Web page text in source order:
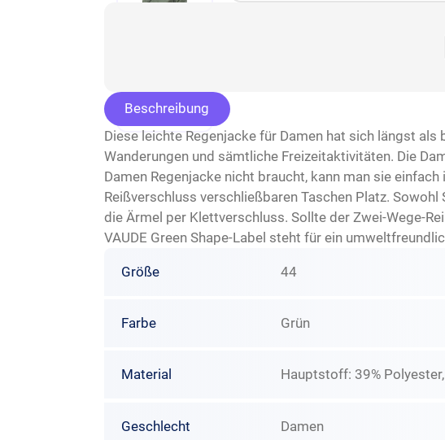
Beschreibung
Diese leichte Regenjacke für Damen hat sich längst
Wanderungen und sämtliche Freizeitaktivitäten. Die
Damen Regenjacke nicht braucht, kann man sie
Reißverschluss verschließbaren Taschen Platz.
die Ärmel per Klettverschluss. Sollte der Zwei-Wege-
VAUDE Green Shape-Label steht für ein
Größe 44
Farbe Grün
Material Hauptstoff: 39%
Geschlecht Damen